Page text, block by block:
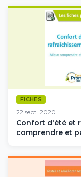
FICHES
22 sept. 2020
Confort d'été et
comprendre et